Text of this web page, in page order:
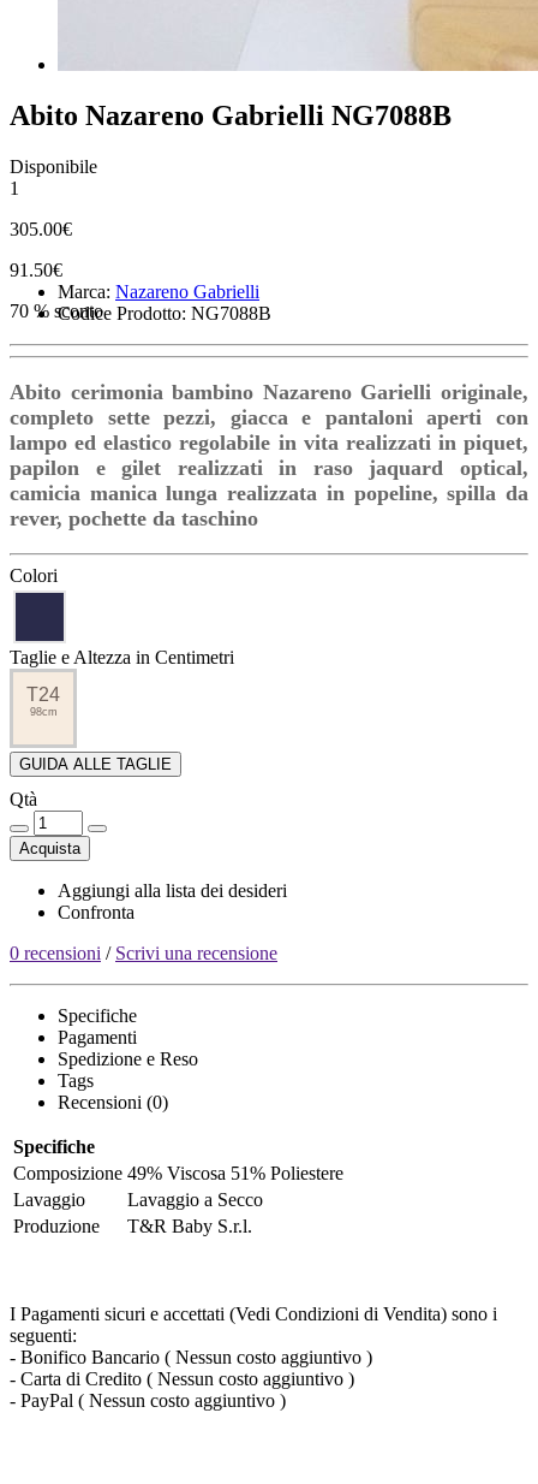
Abito Nazareno Gabrielli NG7088B
Disponibile
1
305.00€
91.50€
70 % sconto
Marca: Nazareno Gabrielli
Codice Prodotto: NG7088B
Abito cerimonia bambino Nazareno Garielli originale,
completo sette pezzi, giacca e pantaloni aperti con
lampo ed elastico regolabile in vita realizzati in piquet,
papilon e gilet realizzati in raso jaquard optical,
camicia manica lunga realizzata in popeline, spilla da
rever, pochette da taschino
Colori
Taglie e Altezza in Centimetri
T24
98cm
GUIDA ALLE TAGLIE
Qtà
Acquista
Aggiungi alla lista dei desideri
Confronta
0 recensioni / Scrivi una recensione
Specifiche
Pagamenti
Spedizione e Reso
Tags
Recensioni (0)
Specifiche
Composizione 49% Viscosa 51% Poliestere
Lavaggio
Lavaggio a Secco
Produzione
T&R Baby S.r.l.
I Pagamenti sicuri e accettati (Vedi Condizioni di Vendita) sono i
seguenti:
- Bonifico Bancario ( Nessun costo aggiuntivo )
- Carta di Credito ( Nessun costo aggiuntivo )
- PayPal ( Nessun costo aggiuntivo )